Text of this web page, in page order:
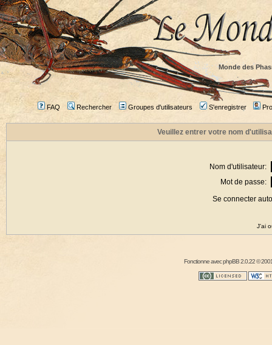
Monde des
FAQ Rechercher Groupes d'utilisateurs S'enregistrer
Veuillez entrer votre nom
Nom d'utilisateur:
Mot de passe:
Se connecter
J'ai
Fonctionne avecphpBB2.0.22 ©